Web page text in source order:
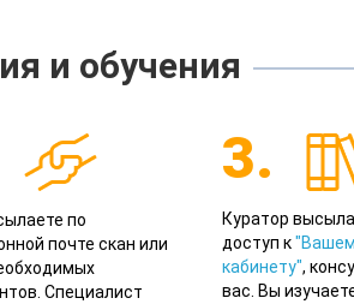
и обучения
по
почте скан или
Специалист
3.
Куратор
доступ к
кабинету",
вас. Вы